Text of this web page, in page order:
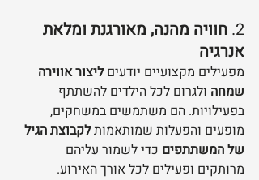
2. חוויה מהנה, מאורגנת ומלאת
אנרגיה
מפעילים מקצועיים יודעים ליצור אווירה
שמחה ולגרום לכל הילדים להשתתף
בפעילויות. הם משתמשים במשחקים,
מופעים והפעלות שמותאמות לקבוצת הגיל
של המשתתפים כדי לשמור עליהם
מרותקים ופעילים לכל אורך האירוע.